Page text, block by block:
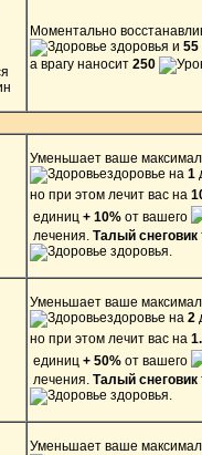
Моментально
здоровья и 55
а врагу наносит 250
Уменьшает ваше
здоровье на 1
но при этом лечит вас на
единиц + 10% от вашего
лечения. Талый снеговик
здоровья.
Уменьшает ваше
здоровье на 2
но при этом лечит вас на
единиц + 50% от вашего
лечения. Талый снеговик
здоровья.
Уменьшает ваше